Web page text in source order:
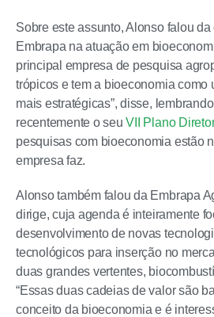
Sobre este assunto, Alonso falou
Embrapa na atuação em
principal empresa de pesquisa
trópicos e tem a bioeconomia como
mais estratégicas”, disse,
recentemente o seuVII Plano
pesquisas com bioeconomia estão
empresa faz.
Alonso também falou da Embrapa
dirige, cuja agenda é inteiramente
desenvolvimento de novas
tecnológicos para inserção no
duas grandes vertentes,
“Essas duas cadeias de valor são
conceito da bioeconomia e é